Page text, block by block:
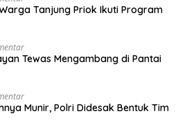
Tanjung Priok Ikuti Program
Tewas Mengambang di Pantai
Munir, Polri Didesak Bentuk Tim